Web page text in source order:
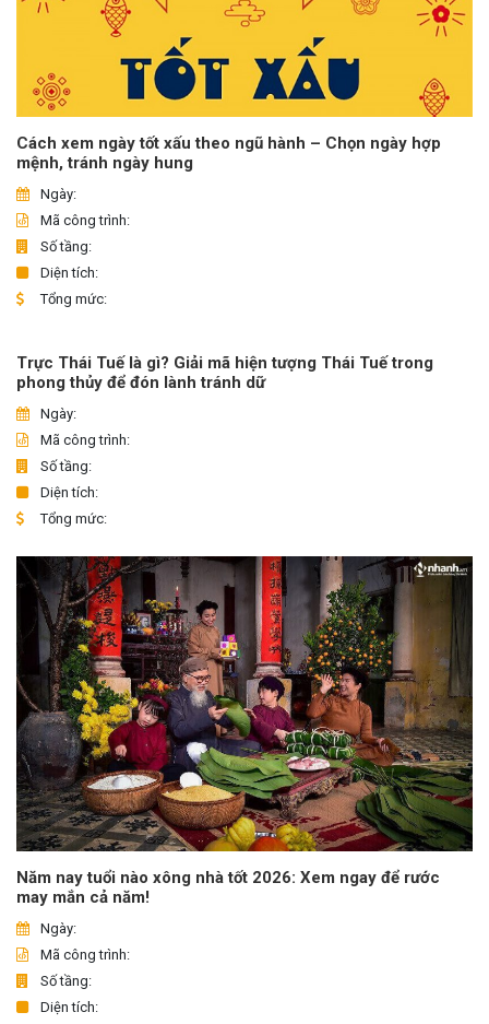
Cách xem ngày tốt xấu theo ngũ hành – Chọn ngày hợp
mệnh, tránh ngày hung
Ngày:
Mã công trình:
Số tầng:
Diện tích:
Tổng mức:
Trực Thái Tuế là gì? Giải mã hiện tượng Thái Tuế trong
phong thủy để đón lành tránh dữ
Ngày:
Mã công trình:
Số tầng:
Diện tích:
Tổng mức:
Năm nay tuổi nào xông nhà tốt 2026: Xem ngay để rước
may mắn cả năm!
Ngày:
Mã công trình:
Số tầng:
Diện tích: